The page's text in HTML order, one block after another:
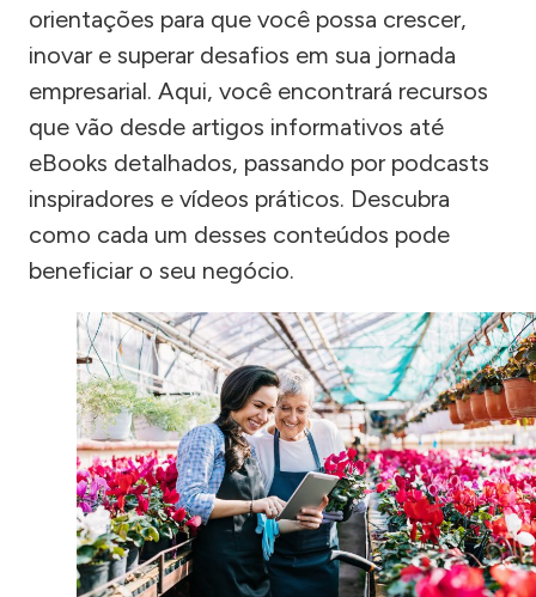
orientações para que você possa crescer,
inovar e superar desafios em sua jornada
empresarial. Aqui, você encontrará recursos
que vão desde artigos informativos até
eBooks detalhados, passando por podcasts
inspiradores e vídeos práticos. Descubra
como cada um desses conteúdos pode
beneficiar o seu negócio.